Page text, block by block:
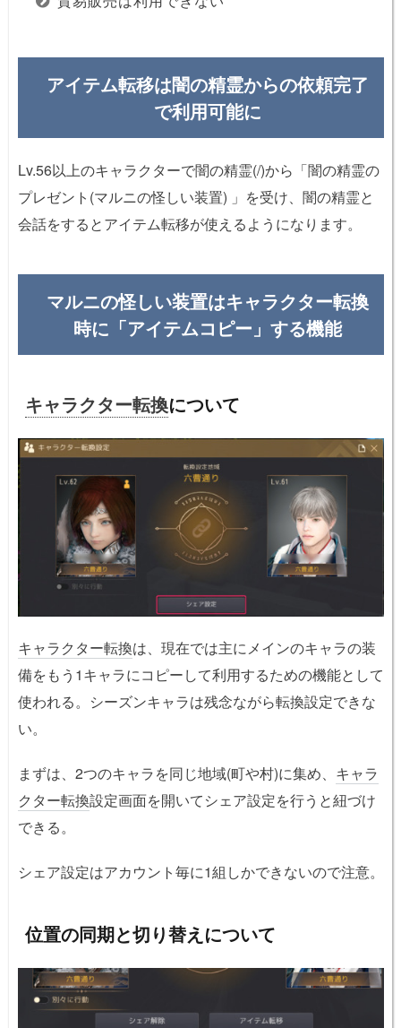
アイテム転移は闇の精霊からの依頼完了
で利用可能に
Lv.56以上のキャラクターで闇の精霊(/)から「闇の精霊の
プレゼント(マルニの怪しい装置) 」を受け、闇の精霊と
会話をするとアイテム転移が使えるようになります。
マルニの怪しい装置はキャラクター転換
時に「アイテムコピー」する機能
キャラクター転換について
キャラクター転換は、現在では主にメインのキャラの装
備をもう1キャラにコピーして利用するための機能として
使われる。シーズンキャラは残念ながら転換設定できな
い。
まずは、2つのキャラを同じ地域(町や村)に集め、 キャラ
クター転換設定画面を開いてシェア設定を行うと紐づけ
できる。
シェア設定はアカウント毎に1組しかできないので注意。
位置の同期と切り替えについて